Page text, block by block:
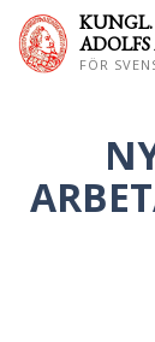
KUNGL.
FÖR